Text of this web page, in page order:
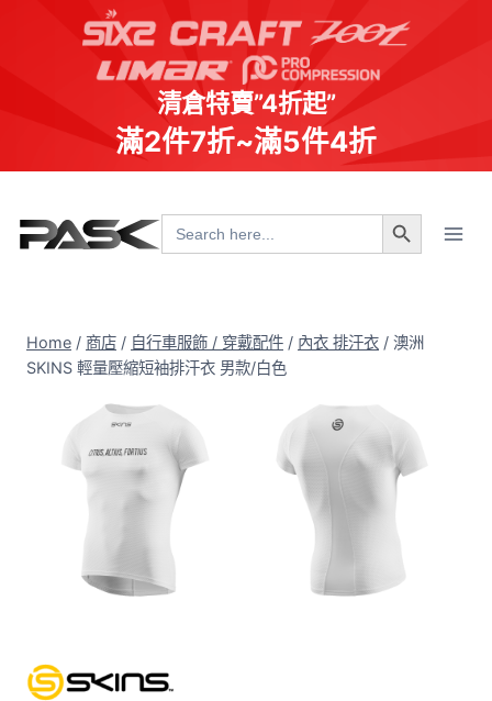
清倉特賣”4折起”
滿2件7折~滿5件4折
content
Search
for:
Search Button
Home / 商店 / 自行車服飾 / 穿戴配件 / 內衣 排汗衣 / 澳洲
SKINS 輕量壓縮短袖排汗衣 男款/白色